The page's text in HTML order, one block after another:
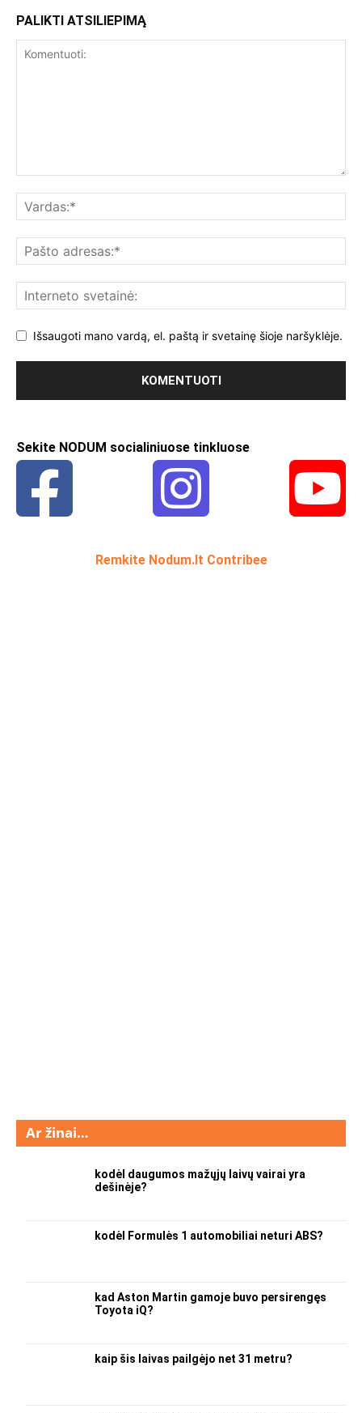
PALIKTI ATSILIEPIMĄ
Išsaugoti mano vardą, el. paštą ir svetainę šioje naršyklėje.
Sekite NODUM socialiniuose tinkluose
Remkite Nodum.lt Contribee
Ar žinai…
kodėl daugumos mažųjų laivų vairai yra
dešinėje?
kodėl Formulės 1 automobiliai neturi ABS?
kad Aston Martin gamoje buvo persirengęs
Toyota iQ?
kaip šis laivas pailgėjo net 31 metru?